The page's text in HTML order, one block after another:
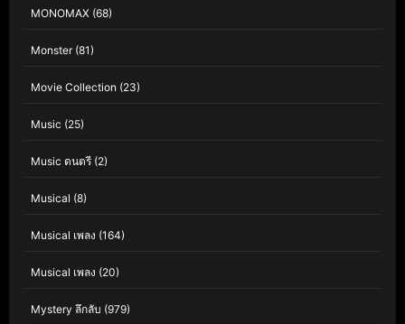
MONOMAX (68)
Monster(81)
Movie Collection (23)
Music (25)
Music ดนตรี (2)
Musical (8)
Musical เพลง (164)
Musical เพลง (20)
Mystery ลึกลับ (979)